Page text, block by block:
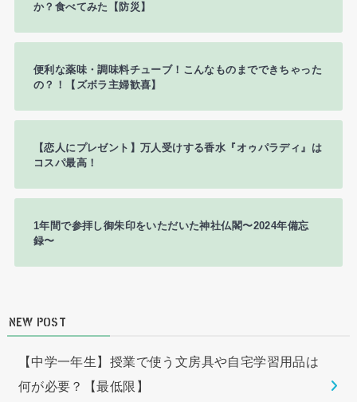
か？食べてみた【防災】
便利な薬味・調味料チューブ！こんなものまでできちゃった
の？！【ズボラ主婦歓喜】
【恋人にプレゼント】万人受けする香水『オゥパラディ』は
コスパ最高！
1年間で参拝し御朱印をいただいた神社仏閣〜2024年備忘
録〜
NEW POST
【中学一年生】授業で使う文房具や自宅学習用品は
何が必要？【最低限】